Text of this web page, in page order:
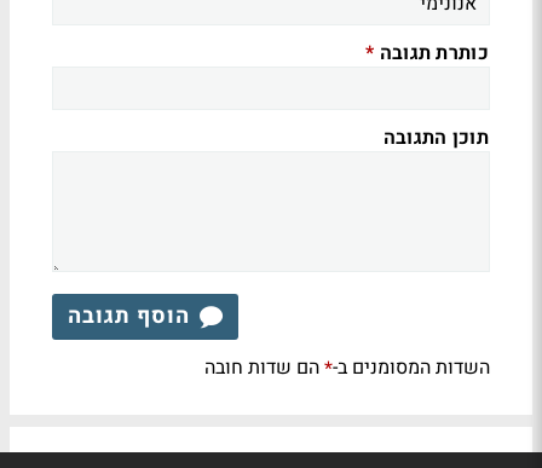
כותרת תגובה *
תוכן התגובה
הוסף תגובה
השדות המסומנים ב-*הם שדות חובה